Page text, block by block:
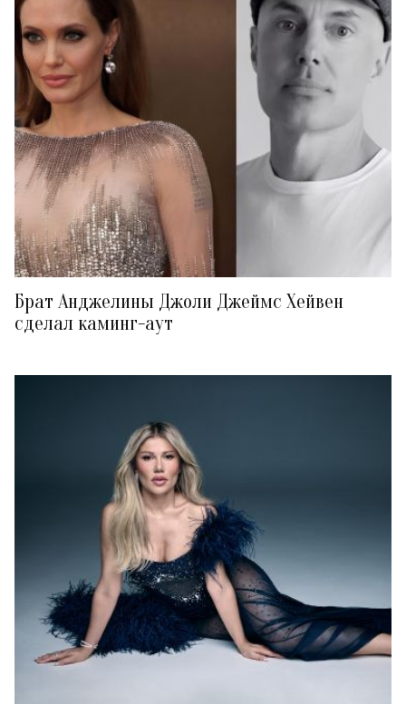
Брат Анджелины Джоли Джеймс Хейвен
сделал каминг-аут